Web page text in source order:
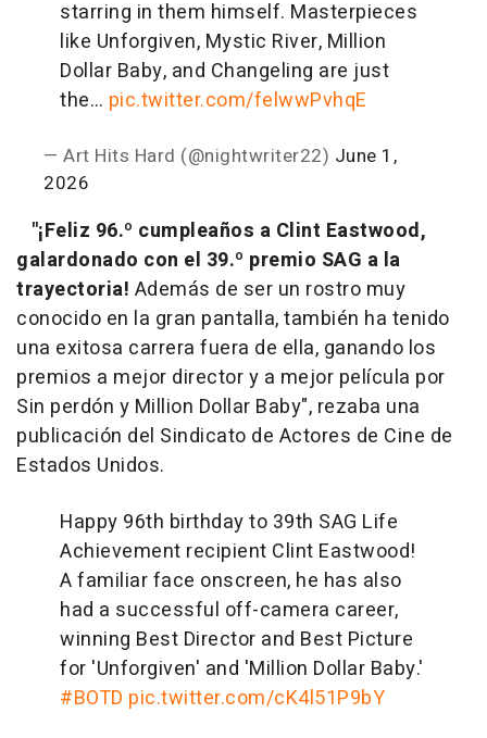
starring in them himself. Masterpieces
like Unforgiven, Mystic River, Million
Dollar Baby, and Changeling are just
the… pic.twitter.com/felwwPvhqE
— Art Hits Hard (@nightwriter22) June 1,
2026
"¡Feliz 96.º cumpleaños a Clint Eastwood,
galardonado con el 39.º premio SAG a la
trayectoria! Además de ser un rostro muy
conocido en la gran pantalla, también ha tenido
una exitosa carrera fuera de ella, ganando los
premios a mejor director y a mejor película por
Sin perdón y Million Dollar Baby", rezaba una
publicación del Sindicato de Actores de Cine de
Estados Unidos.
Happy 96th birthday to 39th SAG Life
Achievement recipient Clint Eastwood!
A familiar face onscreen, he has also
had a successful off-camera career,
winning Best Director and Best Picture
for 'Unforgiven' and 'Million Dollar Baby.'
#BOTD pic.twitter.com/cK4l51P9bY